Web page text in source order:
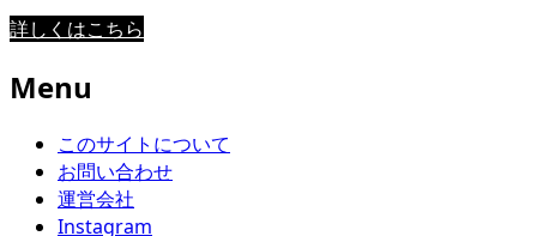
詳しくはこちら
Menu
このサイトについて
お問い合わせ
運営会社
Instagram